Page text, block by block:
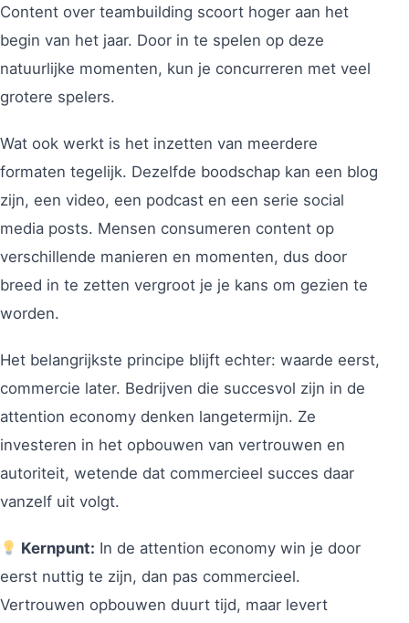
Content over teambuilding scoort hoger aan het
begin van het jaar. Door in te spelen op deze
natuurlijke momenten, kun je concurreren met veel
grotere spelers.
Wat ook werkt is het inzetten van meerdere
formaten tegelijk. Dezelfde boodschap kan een blog
zijn, een video, een podcast en een serie social
media posts. Mensen consumeren content op
verschillende manieren en momenten, dus door
breed in te zetten vergroot je je kans om gezien te
worden.
Het belangrijkste principe blijft echter: waarde eerst,
commercie later. Bedrijven die succesvol zijn in de
attention economy denken langetermijn. Ze
investeren in het opbouwen van vertrouwen en
autoriteit, wetende dat commercieel succes daar
vanzelf uit volgt.
Kernpunt: In de attention economy win je door
eerst nuttig te zijn, dan pas commercieel.
Vertrouwen opbouwen duurt tijd, maar levert